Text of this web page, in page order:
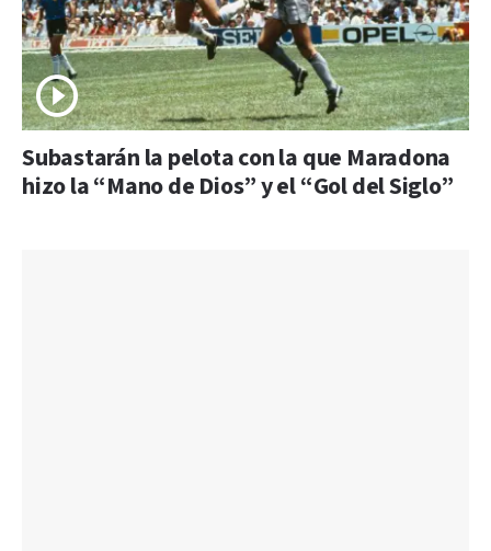
Subastarán la pelota con la que Maradona
hizo la “Mano de Dios” y el “Gol del Siglo”